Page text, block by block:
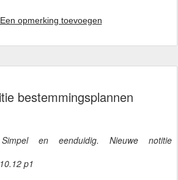
Een opmerking toevoegen
bestemmingsplannen
en eenduidig. Nieuwe notitie
p1